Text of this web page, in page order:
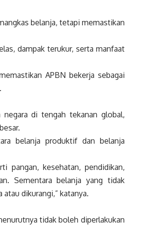
belanja, tetapi memastikan
dampak terukur, serta manfaat
APBN bekerja sebagai
di tengah tekanan global,
belanja produktif dan belanja
pangan, kesehatan, pendidikan,
Sementara belanja yang tidak
dikurangi,” katanya.
tidak boleh diperlakukan